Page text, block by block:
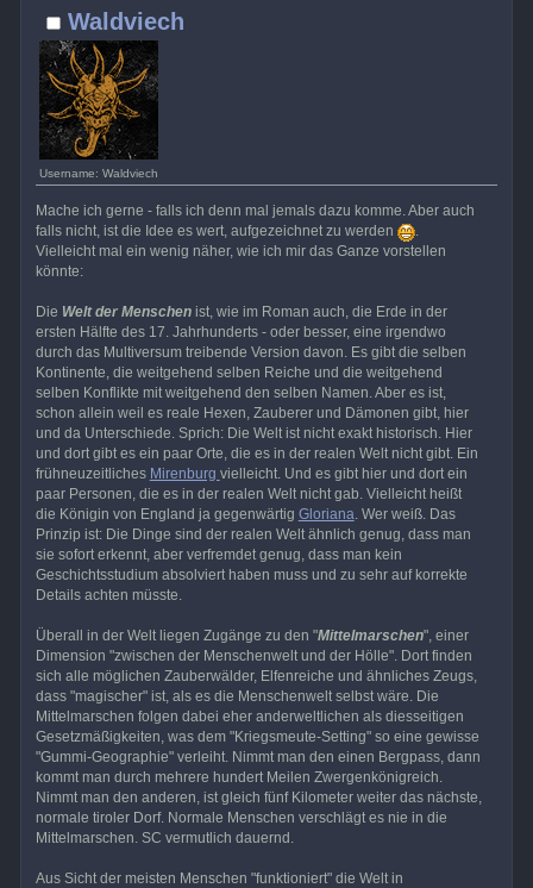
Waldviech
Username: Waldviech
Mache ich gerne - falls ich denn mal jemals dazu komme. Aber auch
falls nicht, ist die Idee es wert, aufgezeichnet zu werden
.
Vielleicht mal ein wenig näher, wie ich mir das Ganze vorstellen
könnte:
Die Welt der Menschenist, wie im Roman auch, die Erde in der
ersten Hälfte des 17. Jahrhunderts - oder besser, eine irgendwo
durch das Multiversum treibende Version davon. Es gibt die selben
Kontinente, die weitgehend selben Reiche und die weitgehend
selben Konflikte mit weitgehend den selben Namen. Aber es ist,
schon allein weil es reale Hexen, Zauberer und Dämonen gibt, hier
und da Unterschiede. Sprich: Die Welt ist nicht exakt historisch. Hier
und dort gibt es ein paar Orte, die es in der realen Welt nicht gibt. Ein
frühneuzeitliches Mirenburg vielleicht. Und es gibt hier und dort ein
paar Personen, die es in der realen Welt nicht gab. Vielleicht heißt
die Königin von England ja gegenwärtig Gloriana . Wer weiß. Das
Prinzip ist: Die Dinge sind der realen Welt ähnlich genug, dass man
sie sofort erkennt, aber verfremdet genug, dass man kein
Geschichtsstudium absolviert haben muss und zu sehr auf korrekte
Details achten müsste.
Überall in der Welt liegen Zugänge zu den "Mittelmarschen", einer
Dimension "zwischen der Menschenwelt und der Hölle". Dort finden
sich alle möglichen Zauberwälder, Elfenreiche und ähnliches Zeugs,
dass "magischer" ist, als es die Menschenwelt selbst wäre. Die
Mittelmarschen folgen dabei eher anderweltlichen als diesseitigen
Gesetzmäßigkeiten, was dem "Kriegsmeute-Setting" so eine gewisse
"Gummi-Geographie" verleiht. Nimmt man den einen Bergpass, dann
kommt man durch mehrere hundert Meilen Zwergenkönigreich.
Nimmt man den anderen, ist gleich fünf Kilometer weiter das nächste,
normale tiroler Dorf. Normale Menschen verschlägt es nie in die
Mittelmarschen. SC vermutlich dauernd.
Aus Sicht der meisten Menschen "funktioniert" die Welt in